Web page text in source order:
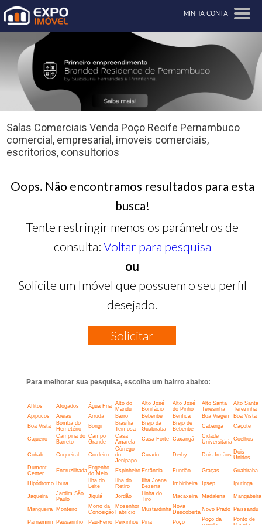
MINHA CONTA
Salas Comerciais Venda Poço Recife Pernambuco
comercial, empresarial, imoveis comerciais,
escritorios, consultorios
Oops. Não encontramos resultados para esta
busca!
Tente restringir menos os parâmetros de
consulta: Voltar para pesquisa
ou
Solicite um Imóvel que possuem o seu perfil
desejado.
Solicitar
Para melhorar sua pesquisa, escolha um bairro abaixo:
Aflitos Afogados Água Fria
Alto do
Mandu
Alto José
Bonifácio
Alto José
do Pinho
Alto Santa
Teresinha
Alto Santa
Terezinha
Apipucos
Areias Arruda Barro Beberibe Benfica Boa Viagem Boa Vista
Boa Vista
Bomba do
Hemetério
Bongi
Brasília
Teimosa
Brejo da
Guabiraba
Brejo de
Beberibe
Cabanga Caçote
Cajueiro
Campina do
Barreto
Campo
Grande
Casa
Amarela
Casa Forte Caxangá
Cidade
Universitária Coelhos
Cohab Coqueiral Cordeiro
Córrego
do
Jenipapo
Curado Derby Dois Irmãos Dois
Unidos
Dumont
Center
Encruzilhada Engenho
do Meio
Espinheiro Estância Fundão Graças Guabiraba
Hipódromo Ibura
Ilha do
Leite
Ilha do
Retiro
Ilha Joana
Bezerra
Imbiribeira Ipsep Iputinga
Jaqueira
Jardim São
Paulo
Jiquiá Jordão
Linha do
Tiro
Macaxeira Madalena Mangabeira
Mangueira Monteiro
Morro da
Conceição
Mosenhor
Fabrício
Mustardinha Nova
Descoberta Novo Prado Paissandu
Parnamirim Passarinho Pau-Ferro Peixinhos Pina Poço
Poço da
Ponto de